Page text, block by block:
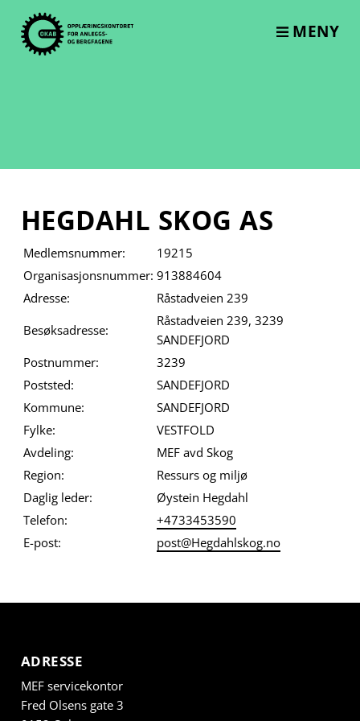
content
MENY
HEGDAHL SKOG AS
Medlemsnummer:
19215
Organisasjonsnummer: 913884604
Adresse:
Råstadveien 239
Besøksadresse:
Råstadveien 239, 3239
SANDEFJORD
Postnummer:
3239
Poststed:
SANDEFJORD
Kommune:
SANDEFJORD
Fylke:
VESTFOLD
Avdeling:
MEF avd Skog
Region:
Ressurs og miljø
Daglig leder:
Øystein Hegdahl
Telefon:
+4733453590
E-post:
post@Hegdahlskog.no
ADRESSE
MEF servicekontor
Fred Olsens gate 3